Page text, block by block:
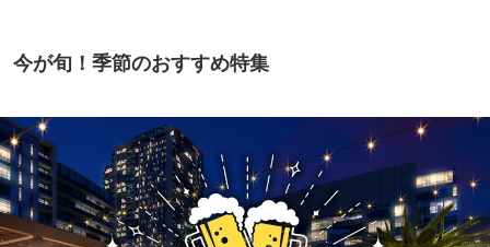
今が旬！季節のおすすめ特集